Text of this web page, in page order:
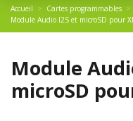
Accueil Cartes programmables
Module Audio I2S et microSD pour
Module
microSD